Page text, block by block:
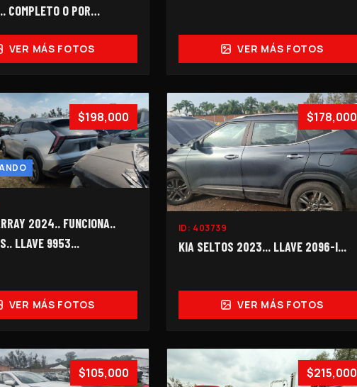
COMPLETO O POR
VER MÁS FOTOS VER MÁS FOTOS
$198,000
2024.. FUNCIONA..
LLAVE 9953...
VER MÁS FOTOS
$178,000
ID: 403739
KIA SELTOS 2023... LLAVE 2096-I...
VER MÁS FOTOS
$105,000 $215,000